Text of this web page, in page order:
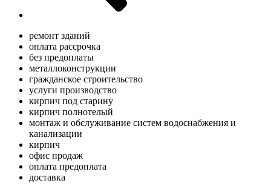
ремонт зданий
оплата рассрочка
без предоплаты
металлоконструкции
гражданское строительство
услуги производство
кирпич под старину
кирпич полнотелый
монтаж и обслуживание систем водоснабжения и
канализации
кирпич
офис продаж
оплата предоплата
доставка